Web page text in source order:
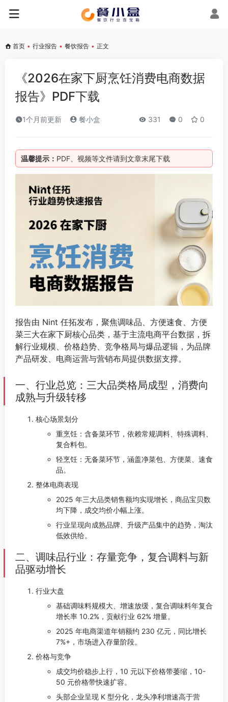
首页 • 行业报告 • 餐饮报告 • 正文
《2026在家下厨烹饪消费电商数据
报告》PDF下载
1个月前更新 餐小盒 331 0 0
温馨提示： PDF、视频等文件请到文章末尾下载
报告由 Nint 任拓发布，聚焦调味品、方便速食、方便
菜三大在家下厨核心品类，基于主流电商平台数据，拆
解行业规模、价格趋势、竞争格局与爆品逻辑，为品牌
产品研发、电商运营与营销布局提供数据支撑。
一、行业总览：三大品类格局成型，消费向
成熟与升级转移
核心场景划分
重烹饪：含备菜环节，依赖常规调料、特殊调料、
复合料包。
轻烹饪：无备菜环节，涵盖净菜包、方便菜、速食
品。
整体电商表现
2025 年三大品类销售额均实现增长，商品宝贝数
均下降，成交均价小幅上涨。
行业呈现向成熟品牌、升级产品集中的趋势，淘汰
低效供给。
二、调味品行业：存量竞争，复合调料与新
品驱动增长
行业大盘
基础调味料规模大、增速放缓，复合调味料年复合
增长率 10.2%，贡献行业 62% 增量。
2025 年电商渠道年销额约 230 亿元，同比增长
7%+，市场进入存量阶段。
价格与竞争
成交均价稳步上行，10 元以下价格带萎缩，10-
50 元价格带快速扩容。
头部企业呈现 K 型分化，龙头净利增速高于营